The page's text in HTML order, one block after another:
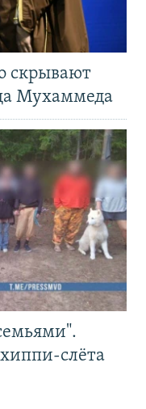
скрывают
Мухаммеда
слёта